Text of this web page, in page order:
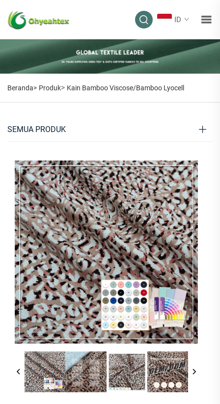
ID
Beranda> Produk> Kain Bamboo Viscose/Bamboo Lyocell
SEMUA PRODUK